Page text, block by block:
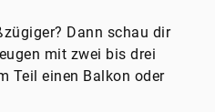
Dann schau dir
mit zwei bis drei
Teil einen Balkon oder